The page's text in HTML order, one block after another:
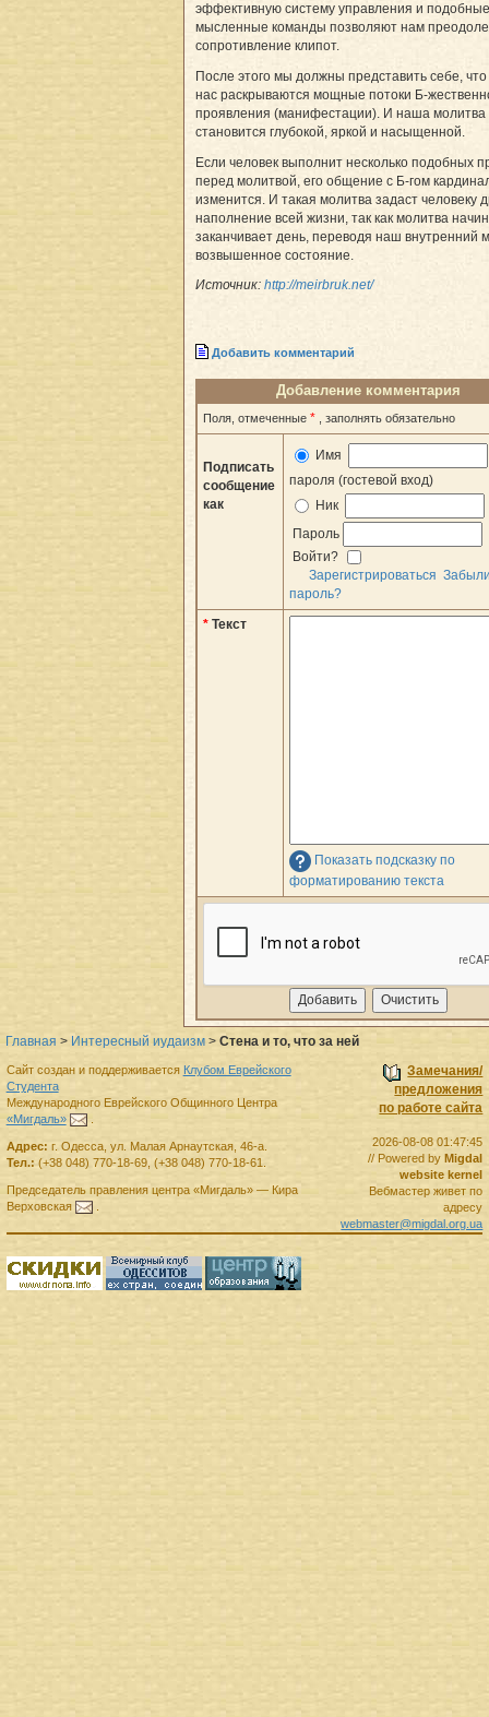
эффективную систему управления и подобные
мысленные команды позволяют нам
сопротивление клипот.
После этого мы должны представить себе, что
нас раскрываются мощные потоки Б-
проявления (манифестации). И наша молитва
становится глубокой, яркой и насыщенной.
Если человек выполнит несколько подобных
перед молитвой, его общение с Б-гом
изменится. И такая молитва задаст человеку
наполнение всей жизни, так как молитва
заканчивает день, переводя наш внутренний
возвышенное состояние.
Источник: http://meirbruk.net/
Добавить комментарий
Добавление комментария
Поля, отмеченные * , заполнять обязательно
Подписать
сообщение
как
Имя
пароля (гостевой вход)
Ник
Пароль
Войти?
Зарегистрироваться
пароль?
* Текст
Показать подсказку по
форматированию текста
Главная > Интересный иудаизм > Стена и то, что за ней
Замечания/
предложения
по работе сайта
2026-08-08 01:47:45
// Powered byMigdal
website kernel
Вебмастер живет по
адресу
webmaster@migdal.org.ua
Сайт создан и поддерживается Клубом Еврейского
Студента
Международного Еврейского Общинного Центра
«Мигдаль»
.
Адрес: г. Одесса, ул. Малая Арнаутская, 46-а.
Тел.: (+38 048) 770-18-69, (+38 048) 770-18-61
Председатель правленияцентра «Мигдаль»— Кира
Верховская
.